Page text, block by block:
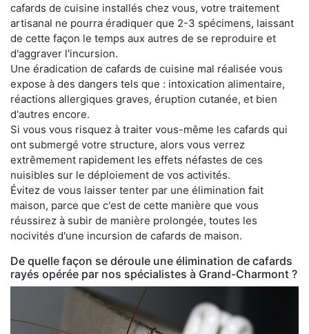
cafards de cuisine installés chez vous, votre traitement
artisanal ne pourra éradiquer que 2-3 spécimens, laissant
de cette façon le temps aux autres de se reproduire et
d'aggraver l'incursion.
Une éradication de cafards de cuisine mal réalisée vous
expose à des dangers tels que : intoxication alimentaire,
réactions allergiques graves, éruption cutanée, et bien
d'autres encore.
Si vous vous risquez à traiter vous-même les cafards qui
ont submergé votre structure, alors vous verrez
extrêmement rapidement les effets néfastes de ces
nuisibles sur le déploiement de vos activités.
Évitez de vous laisser tenter par une élimination fait
maison, parce que c'est de cette manière que vous
réussirez à subir de manière prolongée, toutes les
nocivités d'une incursion de cafards de maison.
De quelle façon se déroule une élimination de cafards
rayés opérée par nos spécialistes à Grand-Charmont ?